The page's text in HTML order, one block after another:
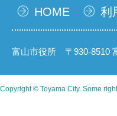
HOME 利
富山市役所 〒930-8510
Copyright © Toyama City. Some